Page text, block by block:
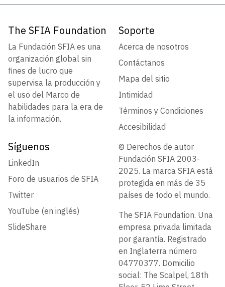
The SFIA Foundation
La Fundación SFIA es una
organización global sin
fines de lucro que
supervisa la producción y
el uso del Marco de
habilidades para la era de
la información.
Soporte
Acerca de nosotros
Contáctanos
Mapa del sitio
Intimidad
Términos y Condiciones
Accesibilidad
Síguenos
LinkedIn
Foro de usuarios de SFIA
Twitter
YouTube (en inglés)
SlideShare
© Derechos de autor
Fundación SFIA 2003-
2025. La marca SFIA está
protegida en más de 35
países de todo el mundo.
The SFIA Foundation. Una
empresa privada limitada
por garantía. Registrado
en Inglaterra número
04770377. Domicilio
social: The Scalpel, 18th